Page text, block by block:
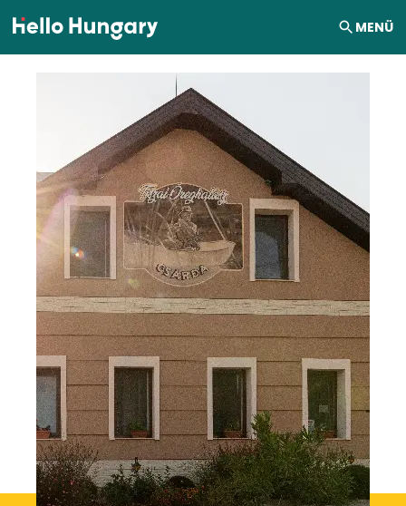
Ugrás a tartalomhoz MENÜ